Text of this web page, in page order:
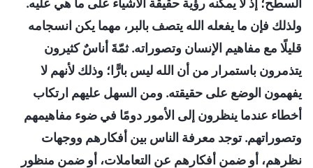
ولذلك فإن ما يفعله الله يتصف بالبر، مهما يكن انسجامه
قليلًا مع مفاهيم الإنسان وتصوراته. ثمّةَ أناسٌ كثيرون
يتذمرون باستمرار من أن الله ليس بارًّا؛ وذلك لأنهم لا
يفهمون الوضع على حقيقته. ومن السهل عليهم ارتكاب
أخطاء عندما ينظرون إلى الأمور دومًا في ضوء مفاهيمهم
وتصوراتهم. توجد معرفة الناس بين أفكارهم ووجهات
نظرهم، أو ضمن أفكارهم عن التعاملات، أو ضمن منظور